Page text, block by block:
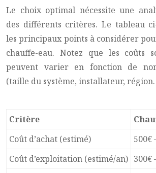
Le choix optimal nécessite une
des différents critères. Le tableau
les principaux points à considérer
chauffe-eau. Notez que les coûts
peuvent varier en fonction de
(taille du système, installateur,
Critère
Coût d’achat (estimé)
500€
Coût d’exploitation (estimé/an) 300€